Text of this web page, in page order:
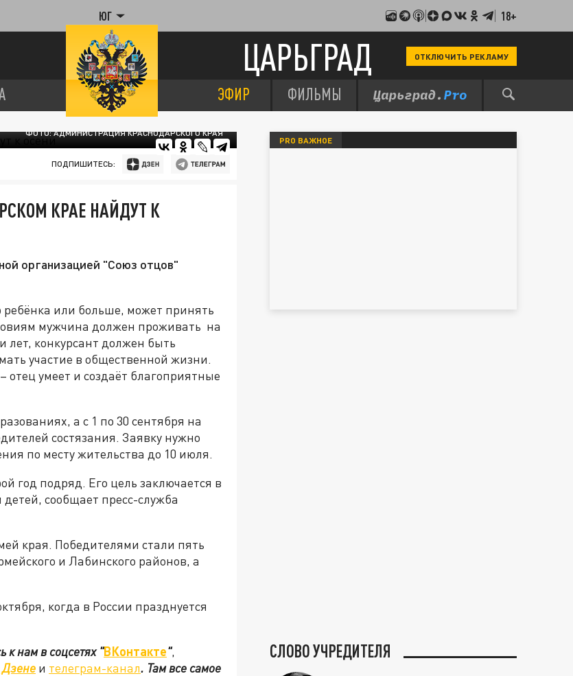
ЮГ 18+
ЦАРЬГРАД ОТКЛЮЧИТЬ РЕКЛАМУ
ЭФИР ФИЛЬМЫ
ФОТО: АДМИНИСТРАЦИЯ КРАСНОДАРСКОГО КРАЯ
ПОДПИШИТЕСЬ:
КРАЕ НАЙДУТ К
организацией "Союз отцов"
или больше, может принять
мужчина должен проживать на
лет, конкурсант должен быть
участие в общественной жизни.
отец умеет и создаёт благоприятные
а с 1 по 30 сентября на
состязания. Заявку нужно
по месту жительства до 10 июля.
год подряд. Его цель заключается в
сообщает пресс-служба
края. Победителями стали пять
и Лабинского районов, а
когда в России празднуется
к нам в соцсетях"ВКонтакте",
Дзене и телеграм-канал. Там все самое
PRO ВАЖНОЕ
СЛОВО УЧРЕДИТЕЛЯ